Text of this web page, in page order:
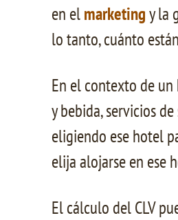
en elmarketingy la
lo tanto, cuánto
En el contexto de un
y bebida, servicios
eligiendo ese hotel
elija alojarse en ese
El cálculo del CLV